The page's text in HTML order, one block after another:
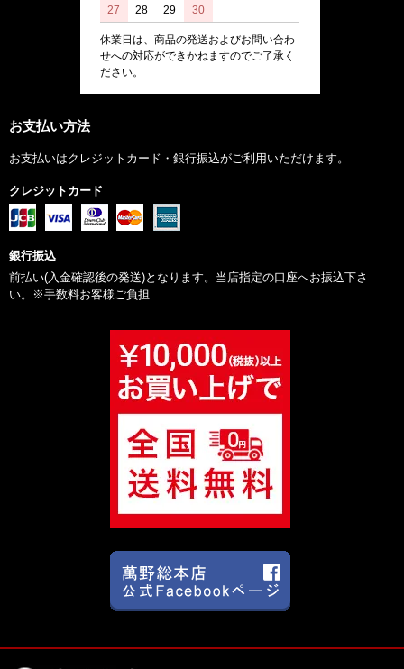
27
28 29 30
休業日は、商品の発送およびお問い合わ
せへの対応ができかねますのでご了承く
ださい。
お支払い方法
お支払いはクレジットカード・銀行振込がご利用いただけます。
クレジットカード
銀行振込
前払い(入金確認後の発送)となります。当店指定の口座へお振込下さ
い。※手数料お客様ご負担